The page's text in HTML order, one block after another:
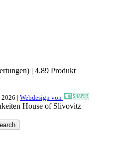
| 4.89 Produkt
2026 | Webdesign von